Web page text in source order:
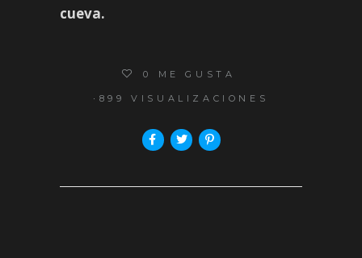
cueva.
0 ME GUSTA
899 VISUALIZACIONES